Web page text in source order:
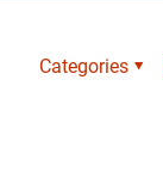
Categories